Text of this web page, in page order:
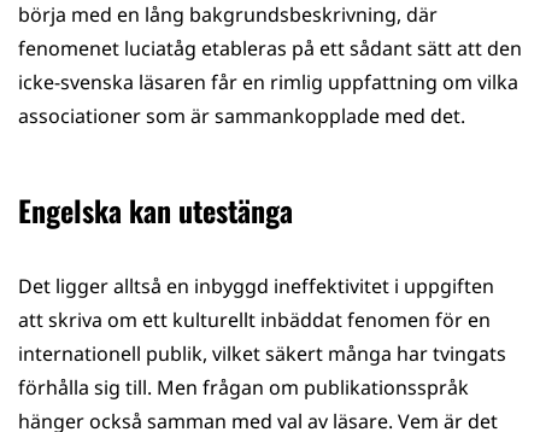
börja med en lång bakgrundsbeskrivning, där
fenomenet luciatåg etableras på ett sådant sätt att den
icke-svenska läsaren får en rimlig uppfattning om vilka
associationer som är sammankopplade med det.
Engelska kan utestänga
Det ligger alltså en inbyggd ineffektivitet i uppgiften
att skriva om ett kulturellt inbäddat fenomen för en
internationell publik, vilket säkert många har tvingats
förhålla sig till. Men frågan om publikationsspråk
hänger också samman med val av läsare. Vem är det